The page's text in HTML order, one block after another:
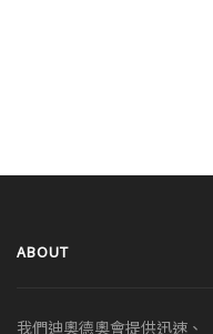
ABOUT
我們迪奧德奧會提供迅速、